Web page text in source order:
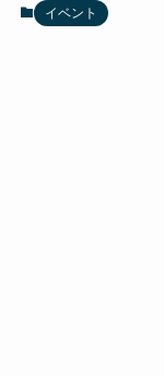
イベント